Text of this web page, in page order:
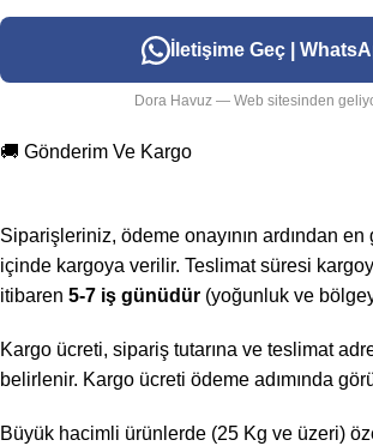
İletişime Geç |
Dora Havuz — Web sitesinden
🚚 Gönderim Ve Kargo
Siparişleriniz, ödeme onayının ardından en
içinde kargoya verilir. Teslimat süresi
itibaren 5-7 iş günüdür (yoğunluk ve
Kargo ücreti, sipariş tutarına ve teslimat
belirlenir. Kargo ücreti ödeme adımında
Büyük hacimli ürünlerde (25 Kg ve üzeri)